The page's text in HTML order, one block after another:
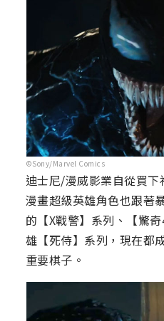
©Sony/Marvel Comics
迪士尼/漫威影業自從買
漫畫超級英雄角色也跟著
的【X戰警】系列、【驚
雄【死侍】系列，現在都
重要棋子。